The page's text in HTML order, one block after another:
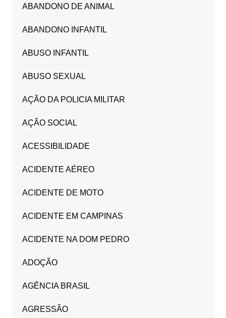
ABANDONO DE ANIMAL
ABANDONO INFANTIL
ABUSO INFANTIL
ABUSO SEXUAL
AÇÃO DA POLICIA MILITAR
AÇÃO SOCIAL
ACESSIBILIDADE
ACIDENTE AÉREO
ACIDENTE DE MOTO
ACIDENTE EM CAMPINAS
ACIDENTE NA DOM PEDRO
ADOÇÃO
AGÊNCIA BRASIL
AGRESSÃO